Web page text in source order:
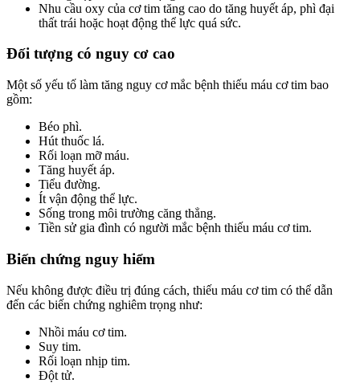
Nhu cầu oxy của cơ tim tăng cao do tăng huyết áp, phì đại
thất trái hoặc hoạt động thể lực quá sức.
Đối tượng có nguy cơ cao
Một số yếu tố làm tăng nguy cơ mắc bệnh thiếu máu cơ tim bao
gồm:
Béo phì.
Hút thuốc lá.
Rối loạn mỡ máu.
Tăng huyết áp.
Tiểu đường.
Ít vận động thể lực.
Sống trong môi trường căng thẳng.
Tiền sử gia đình có người mắc bệnh thiếu máu cơ tim.
Biến chứng nguy hiểm
Nếu không được điều trị đúng cách, thiếu máu cơ tim có thể dẫn
đến các biến chứng nghiêm trọng như:
Nhồi máu cơ tim.
Suy tim.
Rối loạn nhịp tim.
Đột tử.